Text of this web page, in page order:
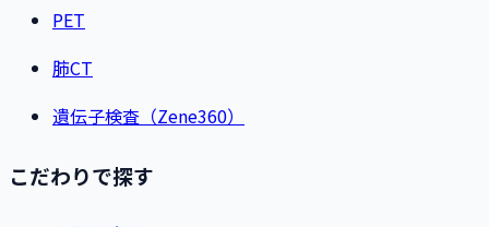
PET
肺CT
遺伝子検査（Zene360）
こだわりで探す